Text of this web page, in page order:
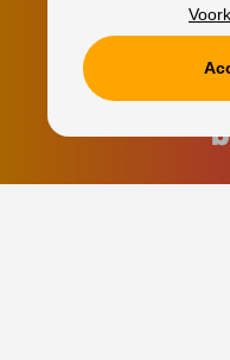
Als
Schrijf je snel